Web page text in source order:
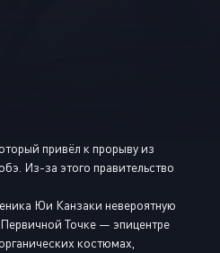
привёл к прорыву из
Из-за этого правительство
Юи Канзаки невероятную
Точке — эпицентре
костюмах,